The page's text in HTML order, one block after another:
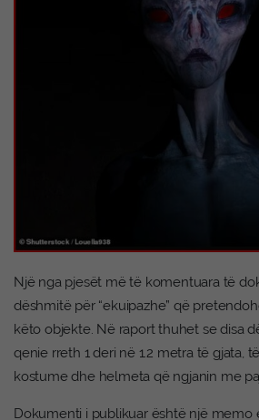
Një nga pjesët më të komentuara të
dëshmitë për “ekuipazhe” që
këto objekte. Në raport thuhet se disa
qenie rreth 1 deri në 1.2 metra të gjata,
kostume dhe helmeta që ngjanin me
Dokumenti i publikuar është një memo